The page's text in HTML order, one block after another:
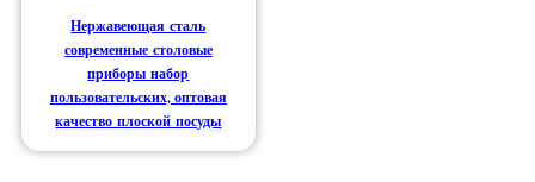
Нержавеющая сталь
современные столовые
приборы набор
пользовательских, оптовая
качество плоской посуды